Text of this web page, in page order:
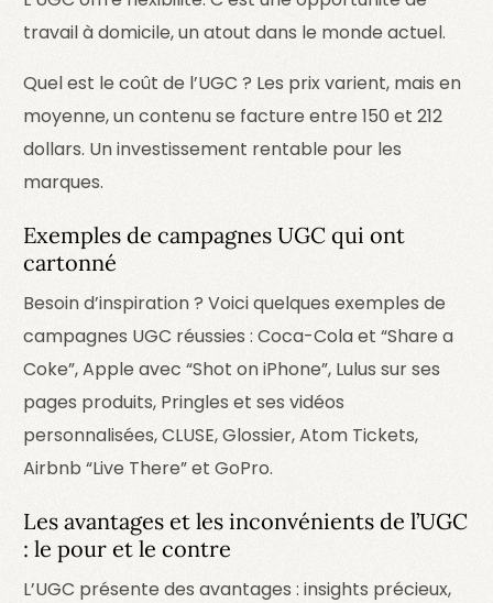
travail à domicile, un atout dans le monde actuel.
Quel est le coût de l’UGC ? Les prix varient, mais en
moyenne, un contenu se facture entre 150 et 212
dollars. Un investissement rentable pour les
marques.
Exemples de campagnes UGC qui ont
cartonné
Besoin d’inspiration ? Voici quelques exemples de
campagnes UGC réussies : Coca-Cola et “Share a
Coke”, Apple avec “Shot on iPhone”, Lulus sur ses
pages produits, Pringles et ses vidéos
personnalisées, CLUSE, Glossier, Atom Tickets,
Airbnb “Live There” et GoPro.
Les avantages et les inconvénients de l’UGC
: le pour et le contre
L’UGC présente des avantages : insights précieux,